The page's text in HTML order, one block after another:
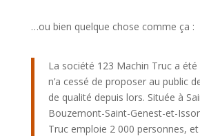
…ou bien quelque chose comme ça :
La société 123 Machin Truc a
n’a cessé de proposer au public
de qualité depuis lors. Située à
Bouzemont-Saint-Genest-et-
Truc emploie 2 000 personnes,